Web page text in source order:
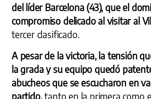
del líder Barcelona (43), que el
compromiso delicado al visitar al
tercer clasificado.
A pesar de la victoria, la tensión
la grada y su equipo quedó
abucheos que se escucharon en
partido,tanto en la primera como